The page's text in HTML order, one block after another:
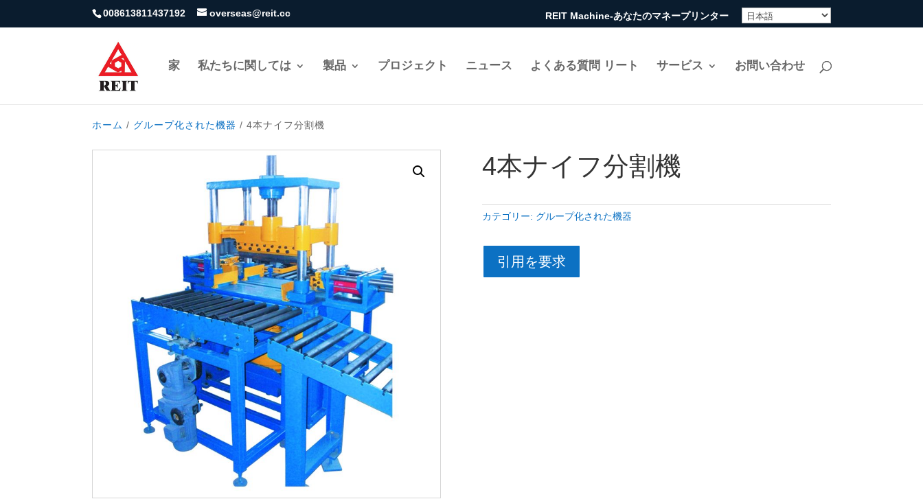
008613811437192 overseas@reit.cc REIT Machine-あなたのマネープリンター
家 私たちに関しては 製品 プロジェクト ニュース よくある質問 リート サービス お問い合わせ
ホーム / グループ化された機器 / 4本ナイフ分割機
4本ナイフ分割機
カテゴリー: グループ化された機器
引用を要求